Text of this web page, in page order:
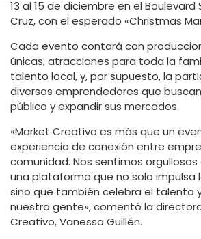
13 al 15 de diciembre en el
Cruz, con el esperado «Christmas
Cada evento contará con
únicas, atracciones para toda la
talento local, y, por supuesto, la
diversos emprendedores que
público y expandir sus mercados.
«Market Creativo es más que un
experiencia de conexión entre
comunidad. Nos sentimos
una plataforma que no solo impulsa
sino que también celebra el talento
nuestra gente», comentó la
Creativo, Vanessa Guillén.